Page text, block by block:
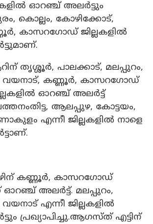
ഓറഞ്ച് അലർട്ടും
കൊല്ലം, കോഴിക്കോട്,
കാസറഗോഡ് ജില്ലകളിൽ
തൃശ്ശൂർ, പാലക്കാട്, മലപ്പുറം,
വയനാട്, കണ്ണൂർ, കാസറഗോഡ്
ഓറ‌ഞ്ച് അലർട്ട്
ആലപ്പുഴ, കോട്ടയം,
എന്നീ ജില്ലകളിൽ നാളെ
കണ്ണൂർ, കാസറഗോഡ്
ഓറഞ്ച് അലർട്ട്. മലപ്പുറം,
എന്നീ ജില്ലകളിൽ
പ്രഖ്യാപിച്ചു.ആഗസ്ത് എട്ടിന്